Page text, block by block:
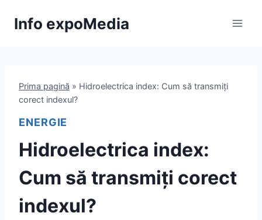
Info expoMedia
Prima pagină » Hidroelectrica index: Cum să transmiți
corect indexul?
ENERGIE
Hidroelectrica index:
Cum să transmiți corect
indexul?